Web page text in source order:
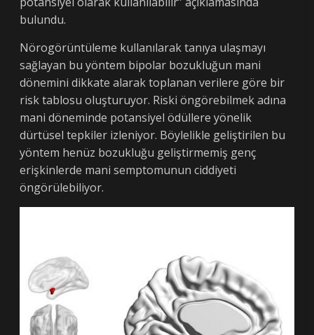
bulundu.
Nörogörüntüleme kullanılarak tanıya ulaşmayı
sağlayan bu yöntem bipolar bozukluğun mani
dönemini dikkate alarak toplanan verilere göre bir
risk tablosu oluşturuyor. Riski öngörebilmek adına
mani döneminde potansiyel ödüllere yönelik
dürtüsel tepkiler izleniyor. Böylelikle geliştirilen bu
yöntem henüz bozukluğu geliştirmemiş genç
erişkinlerde mani semptomunun ciddiyeti
öngörülebiliyor.